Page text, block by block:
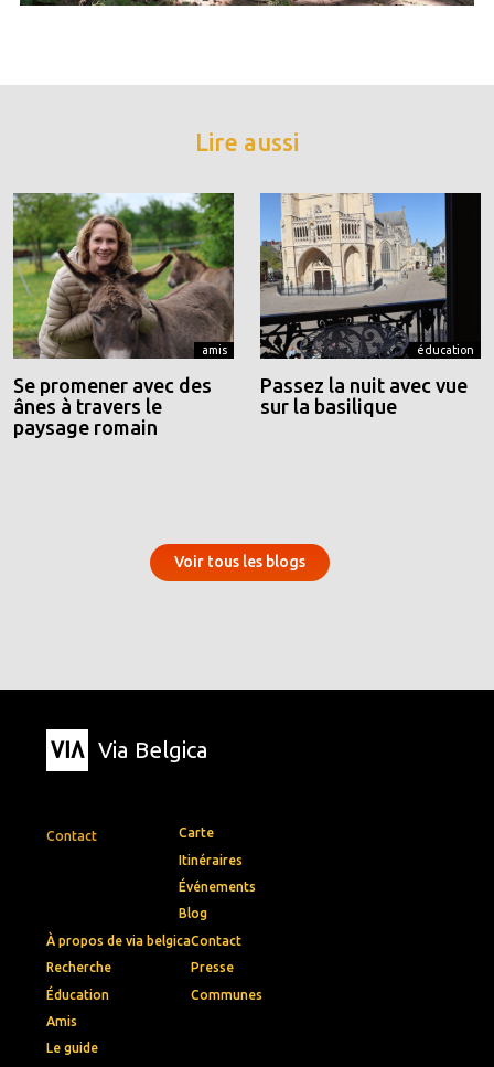
Lire aussi
amis
Se promener avec des
ânes à travers le
paysage romain
éducation
Passez la nuit avec vue
sur la basilique
Voir tous les blogs
Via Belgica
Contact
Carte
Itinéraires
Événements
Blog
À propos de via belgica
Recherche
Éducation
Amis
Le guide
Contact
Presse
Communes